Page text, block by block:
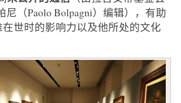
尼（Paolo Bolpagni）编辑），有助
世时的影响力以及他所处的文化